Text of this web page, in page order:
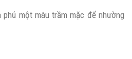
phủ một màu trầm mặc để nhường